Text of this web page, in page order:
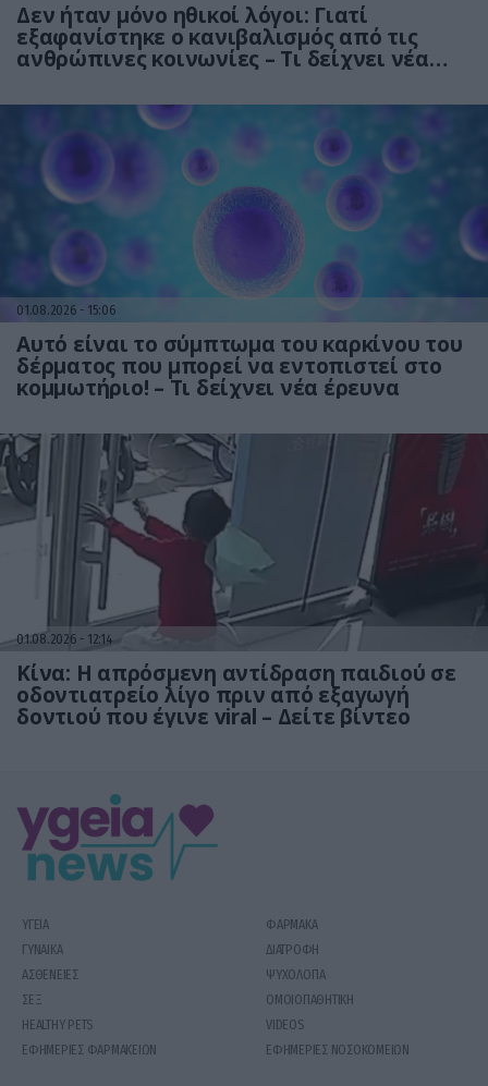
Δεν ήταν μόνο ηθικοί λόγοι: Γιατί
εξαφανίστηκε ο κανιβαλισμός από τις
ανθρώπινες κοινωνίες – Τι δείχνει νέα
01.08.2026 15:06
Αυτό είναι το σύμπτωμα του καρκίνου του
δέρματος που μπορεί να εντοπιστεί στο
κομμωτήριο! – Τι δείχνει νέα έρευνα
01.08.2026 12:14
Κίνα: Η απρόσμενη αντίδραση παιδιού σε
οδοντιατρείο λίγο πριν από εξαγωγή
δοντιού που έγινε viral – Δείτε βίντεο
ΥΓΕΙΑ
ΦΑΡΜΑΚΑ
ΓΥΝΑΙΚΑ
ΔΙΑΤΡΟΦΗ
ΑΣΘΕΝΕΙΕΣ
ΨΥΧΟΛΟΓΙΑ
ΣΕΞ
ΟΜΟΙΟΠΑΘΗΤΙΚΗ
HEALTHY PETS
VIDEOS
ΕΦΗΜΕΡΙΕΣ ΦΑΡΜΑΚΕΙΩΝ
ΕΦΗΜΕΡΙΕΣ ΝΟΣΟΚΟΜΕΙΩΝ